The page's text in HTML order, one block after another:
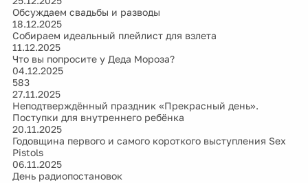
Обсуждаем свадьбы и разводы
18.12.2025
Собираем идеальный плейлист для взлета
11.12.2025
Что вы попросите у Деда Мороза?
04.12.2025
583
27.11.2025
Неподтверждённый праздник «Прекрасный день».
Поступки для внутреннего ребёнка
20.11.2025
Годовщина первого и самого короткого выступления Sex
Pistols
06.11.2025
День радиопостановок